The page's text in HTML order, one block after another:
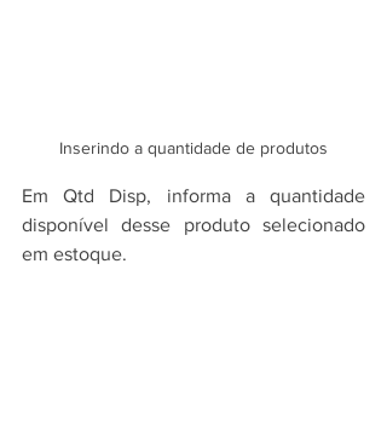
Inserindo a quantidade de produtos
Em Qtd Disp, informa a quantidade
disponível desse produto selecionado
em estoque.